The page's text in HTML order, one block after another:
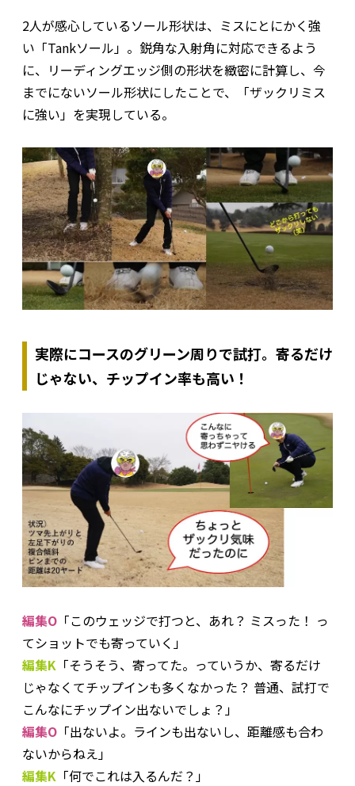
2人が感心しているソール形状は、ミスにとにかく強
い「Tankソール」。鋭角な入射角に対応できるよう
に、リーディングエッジ側の形状を緻密に計算し、今
までにないソール形状にしたことで、「ザックリミス
に強い」を実現している。
実際にコースのグリーン周りで試打。寄るだけ
じゃない、チップイン率も高い！
編集O 「このウェッジで打つと、あれ？ ミスった！ っ
てショットでも寄っていく」
編集K 「そうそう、寄ってた。っていうか、寄るだけ
じゃなくてチップインも多くなかった？ 普通、試打で
こんなにチップイン出ないでしょ？」
編集O 「出ないよ。ラインも出ないし、距離感も合わ
ないからねえ」
編集K 「何でこれは入るんだ？」